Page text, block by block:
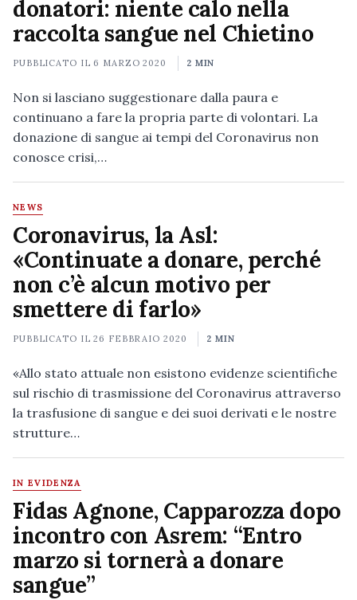
donatori: niente calo nella
raccolta sangue nel Chietino
PUBBLICATO IL 6 MARZO 2020 2 MIN
Non si lasciano suggestionare dalla paura e
continuano a fare la propria parte di volontari. La
donazione di sangue ai tempi del Coronavirus non
conosce crisi,…
NEWS
Coronavirus, la Asl:
«Continuate a donare, perché
non c’è alcun motivo per
smettere di farlo»
PUBBLICATO IL26 FEBBRAIO 2020 2 MIN
«Allo stato attuale non esistono evidenze scientifiche
sul rischio di trasmissione del Coronavirus attraverso
la trasfusione di sangue e dei suoi derivati e le nostre
strutture…
IN EVIDENZA
Fidas Agnone, Capparozza dopo
incontro con Asrem: “Entro
marzo si tornerà a donare
sangue”